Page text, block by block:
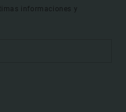
informaciones y